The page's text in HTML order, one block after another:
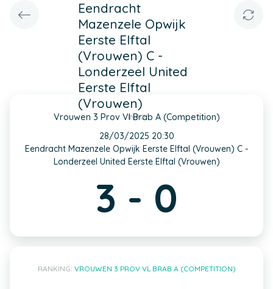
Eendracht
Mazenzele Opwijk
Eerste Elftal
(Vrouwen) C -
Londerzeel United
Eerste Elftal
(Vrouwen)
Vrouwen 3 Prov Vl Brab A (Competition)
INFO
28/03/2025 20:30
Eendracht Mazenzele Opwijk Eerste Elftal (Vrouwen) C -
Londerzeel United Eerste Elftal (Vrouwen)
3 - 0
RANKING: VROUWEN 3 PROV VL BRAB A (COMPETITION)